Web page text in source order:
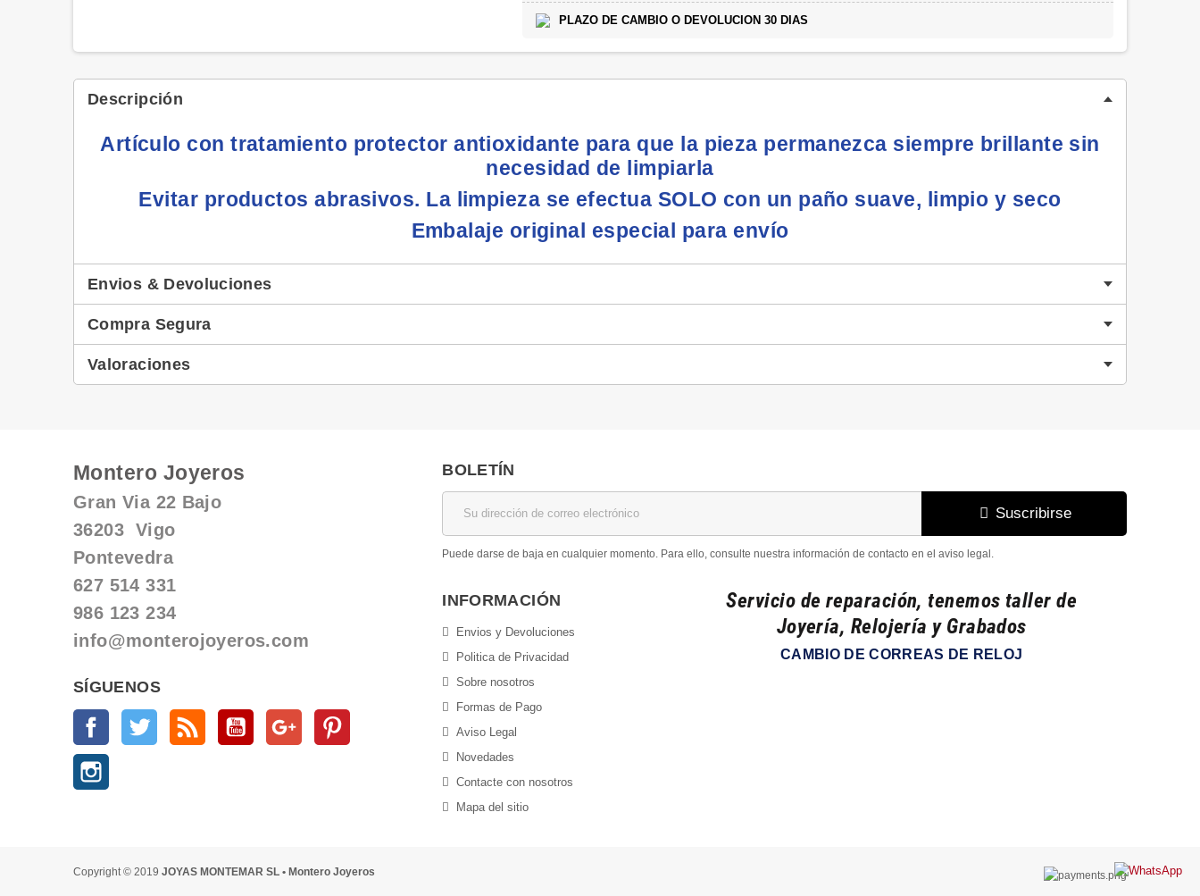
PLAZO DE CAMBIO O DEVOLUCION 30 DIAS
Descripción
Artículo con tratamiento protector antioxidante para que la pieza permanezca siempre brillante sin
necesidad de limpiarla
Evitar productos abrasivos. La limpieza se efectua SOLO con un paño suave, limpio y seco
Embalaje original especial para envío
Envios & Devoluciones
Compra Segura
Valoraciones
Montero Joyeros
Gran Via 22 Bajo
36203 Vigo
Pontevedra
627 514 331
986 123 234
info@monterojoyeros.com
SÍGUENOS
Facebook Twitter YouTube Google +
BOLETÍN
Suscribirse
Puede darse de baja en cualquier momento. Para ello, consulte nuestra información de contacto en el aviso legal.
INFORMACIÓN
Envios y Devoluciones
Politica de Privacidad
Sobre nosotros
Formas de Pago
Aviso Legal
Novedades
Contacte con nosotros
Mapa del sitio
Servicio de reparación, tenemos taller de
Joyería, Relojería y Grabados
CAMBIO DE CORREAS DE RELOJ
Copyright © 2019 JOYAS MONTEMAR SL • Montero Joyeros